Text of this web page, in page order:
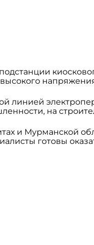
линией
на
и Мурманской
готовы